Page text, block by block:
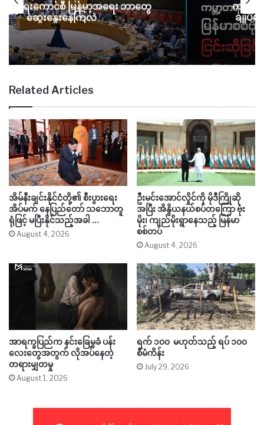
ရေးကောင်စီ မြန်မာ့အရေး ဘာတွေ
ဆွေးနွေးနေကြလဲ
ကမ္ဘာ့
ချုပ်မ
Related Articles
အိမ်နီးချင်းနိုင်ငံတို့၏ စီးပွားရေး
အိပ်မက် နေပြည်တော် သဘောတူ
ရုံဖြင့် မပြီးနိုင်သည့်အခါ …
August 4, 2026
ဦးမင်းအောင်လှိုင်ကို မိုဒီကြိုဆို
အပြီး အိန္ဒိယနယ်စပ်တကြော ဗုံး
မိုး၊ ကျည်မိုးရွာနေသည့် မြန်မာ
စစ်တပ်
August 4, 2026
အာရက္ခပြည်က နင်းခြေမွှခံ ပန်း
လေးတွေအတွက် လိုအပ်နေတဲ့
တရားမျှတမှု
August 1, 2026
ရက် ၁၀၀ မဟုတ်သည့် ရပ် ၁၀၀
စီမံကိန်း
July 29, 2026